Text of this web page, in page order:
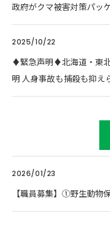
政府がクマ被害対策パッ
2025/10/22
♦️緊急声明♦️北海道・東
明 人身事故も捕殺も抑え
2026/01/23
【職員募集】①野生動物